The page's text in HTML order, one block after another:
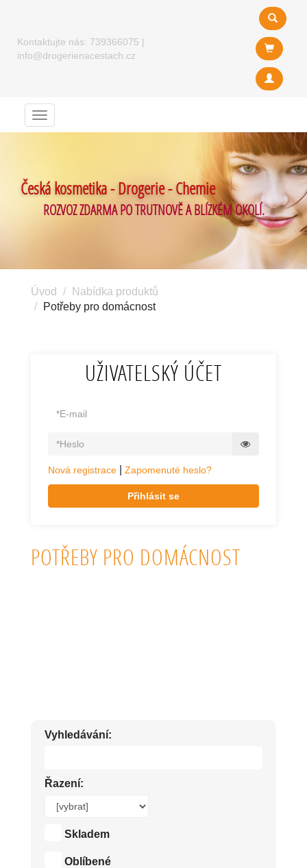
Kontaktujte nás: 739366075 |
info@drogerienacestach.cz
Menu
Česká kosmetika - Drogerie - Chemie
ROZVOZ ZDARMA PO TRUTNOVĚ A BLÍZKÉM OKOLÍ.
Úvod
Nabídka produktů
Potřeby pro domácnost
UŽIVATELSKÝ ÚČET
Nová registrace Zapomenuté heslo?
Přihlásit se
POTŘEBY PRO DOMÁCNOST
Vyhledávání:
Řazení:
Skladem
Oblíbené